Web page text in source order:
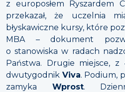
z europosłem Ryszardem
przekazał, że uczelnia
błyskawiczne kursy, które
MBA – dokument
o stanowiska w radach
Państwa. Drugie miejsce,
dwutygodnik Viva. Podium,
zamyka Wprost.